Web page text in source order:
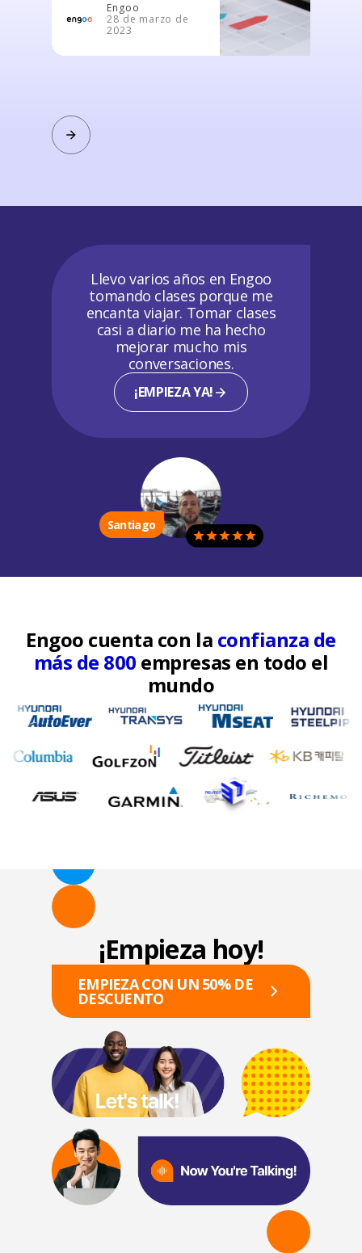
Engoo
28 de marzo de
2023
Llevo varios años en Engoo
tomando clases porque me
encanta viajar. Tomar clases
casi a diario me ha hecho
mejorar mucho mis
conversaciones.
¡EMPIEZA YA!
Santiago
Engoo cuenta con la confianza de
más de 800 empresas en todo el
mundo
¡Empieza hoy!
EMPIEZA CON UN 50% DE
DESCUENTO